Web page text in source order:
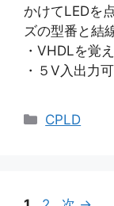
かけてLEDを
ズの型番と結
・VHDLを覚
・５V入出力
カ
ー
CPLD